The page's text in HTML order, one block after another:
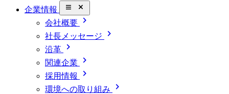
企業情報 close_small
会社概要 chevron_right
社長メッセージ chevron_right
沿革 chevron_right
関連企業 chevron_right
採用情報 chevron_right
環境への取り組み chevron_right